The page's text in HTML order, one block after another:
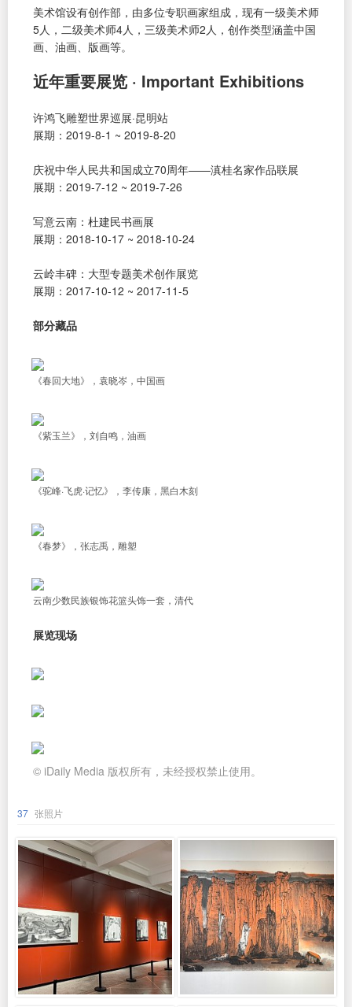
美术馆设有创作部，由多位专职画家组成，现有一级美术师
5人，二级美术师4人，三级美术师2人，创作类型涵盖中国
画、油画、版画等。
近年重要展览 · Important Exhibitions
许鸿飞雕塑世界巡展·昆明站
展期：2019-8-1 ~ 2019-8-20
庆祝中华人民共和国成立70周年——滇桂名家作品联展
展期：2019-7-12 ~ 2019-7-26
写意云南：杜建民书画展
展期：2018-10-17 ~ 2018-10-24
云岭丰碑：大型专题美术创作展览
展期：2017-10-12 ~ 2017-11-5
部分藏品
《春回大地》，袁晓岑，中国画
《紫玉兰》，刘自鸣，油画
《驼峰·飞虎·记忆》，李传康，黑白木刻
《春梦》，张志禹，雕塑
云南少数民族银饰花篮头饰一套，清代
展览现场
© iDaily Media 版权所有，未经授权禁止使用。
37 张照片